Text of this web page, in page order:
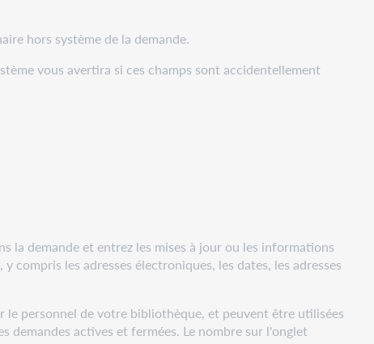
hors système de la demande.
vous avertira si ces champs sont accidentellement
la demande et entrez les mises à jour ou les informations
les adresses électroniques, les dates, les adresses
personnel de votre bibliothèque, et peuvent être utilisées
demandes actives et fermées. Le nombre sur l'onglet